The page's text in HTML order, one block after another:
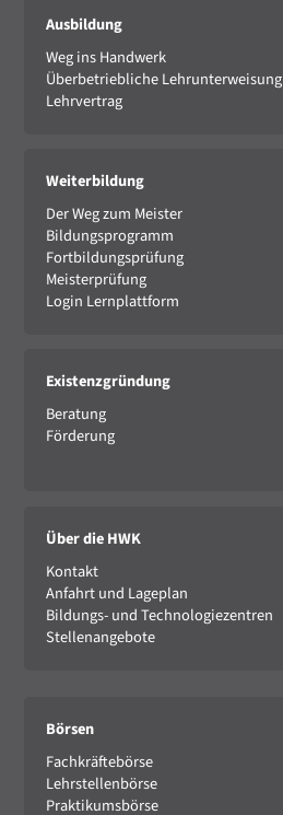
Ausbildung
Weg ins Handwerk
Überbetriebliche Lehrunterweisung
Lehrvertrag
Weiterbildung
Der Weg zum Meister
Bildungsprogramm
Fortbildungsprüfung
Meisterprüfung
Login Lernplattform
Existenzgründung
Beratung
Förderung
Über die HWK
Kontakt
Anfahrt und Lageplan
Bildungs- und Technologiezentren
Stellenangebote
Börsen
Fachkräftebörse
Lehrstellenbörse
Praktikumsbörse